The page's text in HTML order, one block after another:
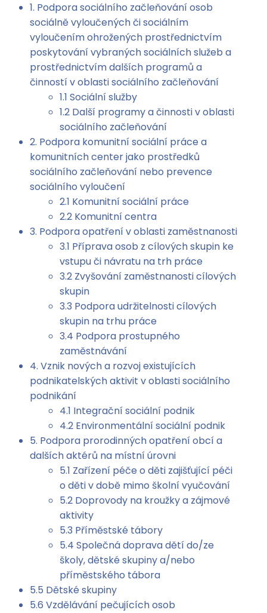
1. Podpora sociálního začleňování osob
sociálně vyloučených či sociálním
vyloučením ohrožených prostřednictvím
poskytování vybraných sociálních služeb a
prostřednictvím dalších programů a
činností v oblasti sociálního začleňování
1.1 Sociální služby
1.2 Další programy a činnosti v oblasti
sociálního začleňování
2. Podpora komunitní sociální práce a
komunitních center jako prostředků
sociálního začleňování nebo prevence
sociálního vyloučení
2.1 Komunitní sociální práce
2.2 Komunitní centra
3. Podpora opatření v oblasti zaměstnanosti
3.1 Příprava osob z cílových skupin ke
vstupu či návratu na trh práce
3.2 Zvyšování zaměstnanosti cílových
skupin
3.3 Podpora udržitelnosti cílových
skupin na trhu práce
3.4 Podpora prostupného
zaměstnávání
4. Vznik nových a rozvoj existujících
podnikatelských aktivit v oblasti sociálního
podnikání
4.1 Integrační sociální podnik
4.2 Environmentální sociální podnik
5. Podpora prorodinných opatření obcí a
dalších aktérů na místní úrovni
5.1 Zařízení péče o děti zajišťující péči
o děti v době mimo školní vyučování
5.2 Doprovody na kroužky a zájmové
aktivity
5.3 Příměstské tábory
5.4 Společná doprava dětí do/ze
školy, dětské skupiny a/nebo
příměstského tábora
5.5 Dětské skupiny
5.6 Vzdělávání pečujících osob